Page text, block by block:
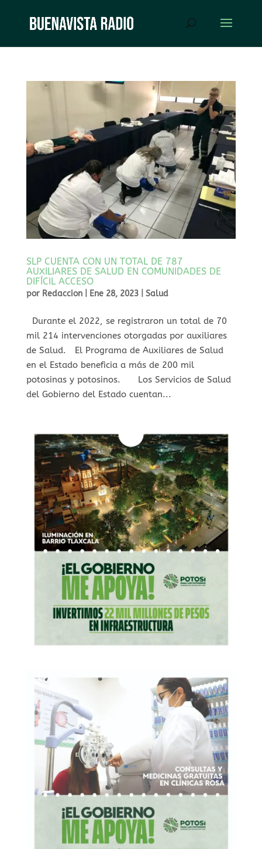
SLP CUENTA CON UN TOTAL DE 787
AUXILIARES DE SALUD EN COMUNIDADES DE
DIFÍCIL ACCESO
por Redaccion| Ene 28, 2023| Salud
Durante el 2022, se registraron un total de 70
mil 214 intervenciones otorgadas por auxiliares
de Salud. El Programa de Auxiliares de Salud
en el Estado beneficia a más de 200 mil
potosinas y potosinos. Los Servicios de Salud
del Gobierno del Estado cuentan...